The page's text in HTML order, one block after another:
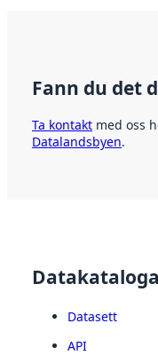
Fann du det
Ta kontakt med oss
Datalandsbyen.
Datasett
API